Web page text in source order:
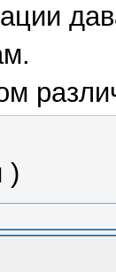
)